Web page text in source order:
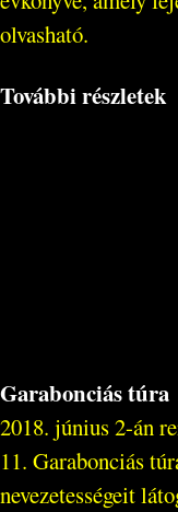
olvasható.
További részletek
Garabonciás túra
2018. június 2-án
11. Garabonciás
nevezetességeit